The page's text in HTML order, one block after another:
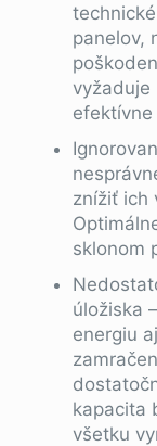
panelov,
vyžaduje
znížiť ich
sklonom
úložiska
energiu
kapacita
všetku